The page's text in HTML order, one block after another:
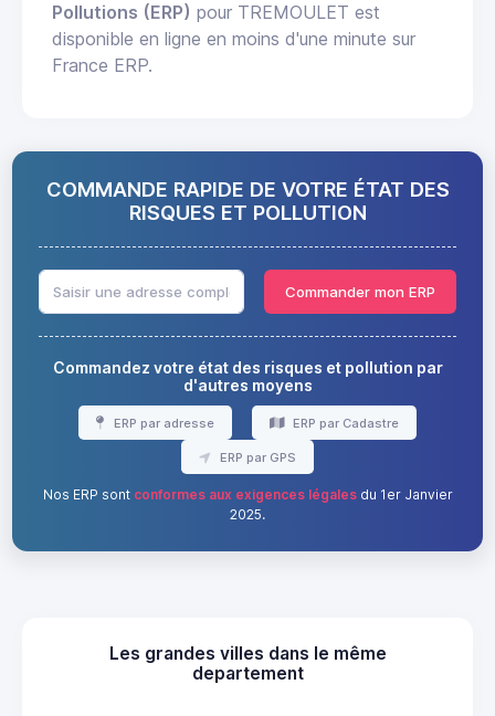
Pollutions (ERP) pour TREMOULET est
disponible en ligne en moins d'une minute sur
France ERP.
COMMANDE RAPIDE DE VOTRE ÉTAT DES
RISQUES ET POLLUTION
Commander mon ERP
Commandez votre état des risques et pollution par
d'autres moyens
ERP par adresse ERP par Cadastre
ERP par GPS
Nos ERP sont conformes aux exigences légalesdu 1er Janvier
2025.
Les grandes villes dans le même
departement